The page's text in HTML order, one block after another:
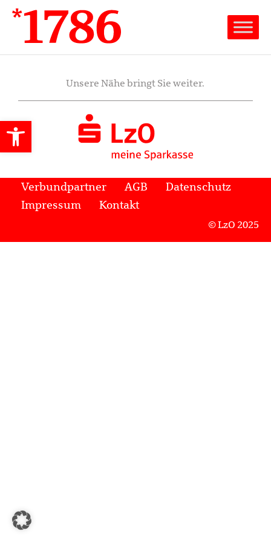
Werkzeugleiste öffnen
Unsere Nähe bringt Sie weiter.
Verbundpartner AGB
Datenschutz
Impressum
Kontakt
© LzO 2025